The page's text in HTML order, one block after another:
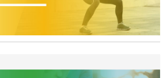
traccia il bilancio della stagione